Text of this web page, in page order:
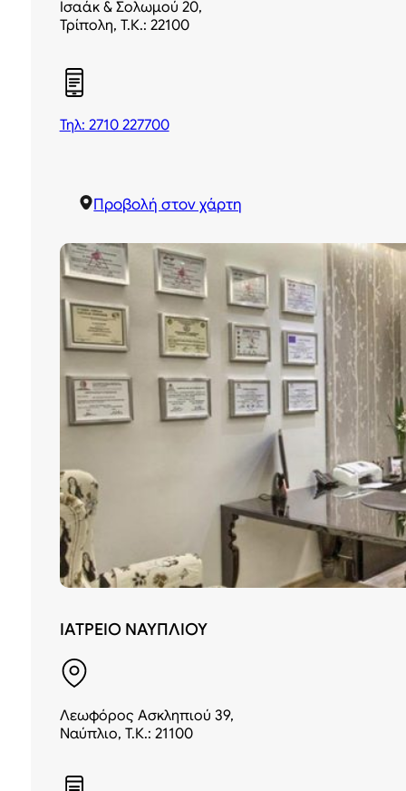
Ισαάκ & Σολωμού 20,
Τρίπολη, Τ.Κ.: 22100
Τηλ: 2710 227700
Προβολή στον χάρτη
ΙΑΤΡΕΙΟ ΝΑΥΠΛΙΟΥ
Λεωφόρος Ασκληπιού 39,
Ναύπλιο, Τ.Κ.: 21100